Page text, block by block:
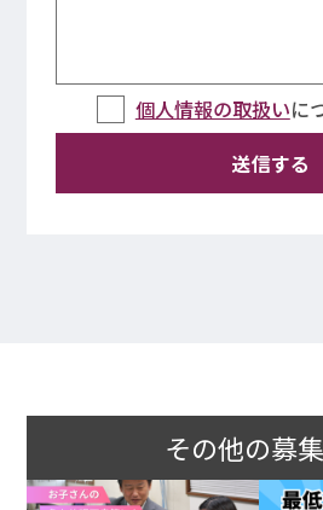
個人情報の取扱いに
その他の募